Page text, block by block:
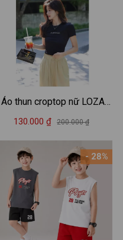
Áo thun croptop nữ LOZA
'Happiness' dáng ôm body -
130.000 ₫ 200.000 ₫
- 28%